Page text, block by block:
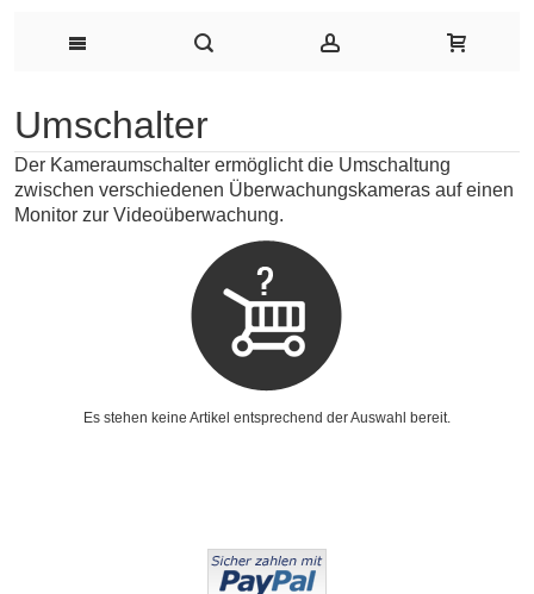
Umschalter
Der Kameraumschalter ermöglicht die Umschaltung
zwischen verschiedenen Überwachungskameras auf einen
Monitor zur Videoüberwachung.
Es stehen keine Artikel entsprechend der Auswahl bereit.